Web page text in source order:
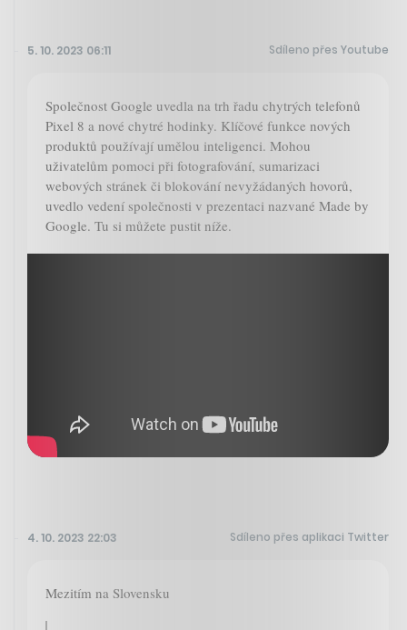
5. 10. 2023 06:11 Sdíleno přes Youtube
Společnost Google uvedla na trh řadu chytrých telefonů
Pixel 8 a nové chytré hodinky. Klíčové funkce nových
produktů používají umělou inteligenci. Mohou
uživatelům pomoci při fotografování, sumarizaci
webových stránek či blokování nevyžádaných hovorů,
uvedlo vedení společnosti v prezentaci nazvané Made by
Google. Tu si můžete pustit níže.
4. 10. 2023 22:03 Sdíleno přes aplikaci Twitter
Mezitím na Slovensku